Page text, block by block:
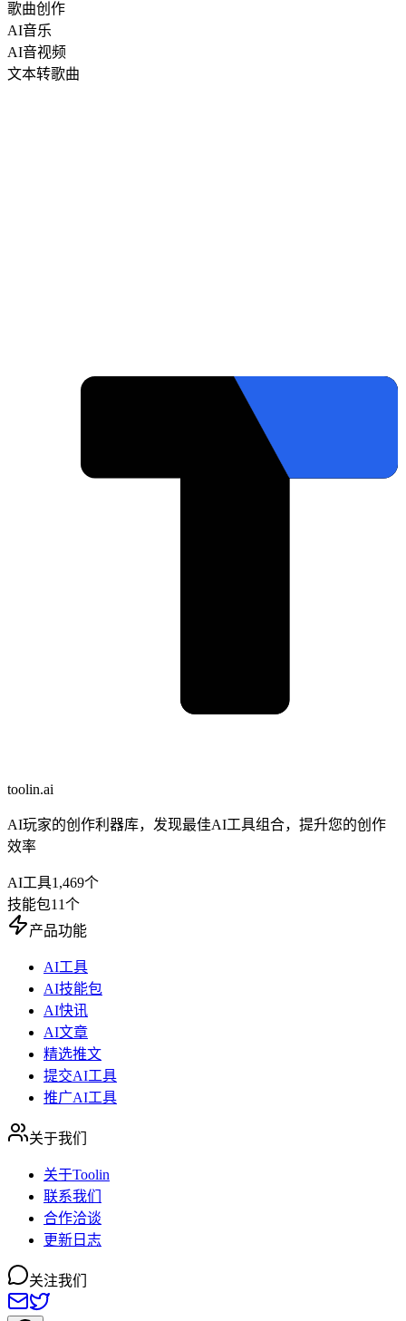
歌曲创作
AI音乐
AI音视频
文本转歌曲
toolin.ai
AI玩家的创作利器库，发现最佳AI工具组合，提升您的创作
效率
AI工具1,469个
技能包11个
产品功能
AI工具
AI技能包
AI快讯
AI文章
精选推文
提交AI工具
推广AI工具
关于我们
关于Toolin
联系我们
合作洽谈
更新日志
关注我们